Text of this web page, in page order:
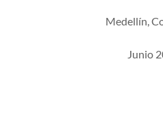
Medellín,
Junio